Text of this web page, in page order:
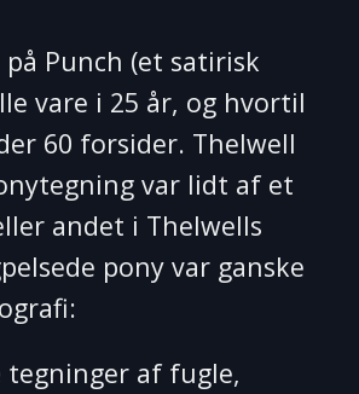
Punch (et satirisk
vare i 25 år, og hvortil
60 forsider. Thelwell
var lidt af et
andet i Thelwells
pony var ganske
tegninger af fugle,